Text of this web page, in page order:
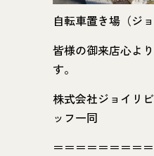
自転車置き場（ジ
皆様の御来店心よ
す。
株式会社ジョイリ
ッフ一同
＝＝＝＝＝＝＝＝